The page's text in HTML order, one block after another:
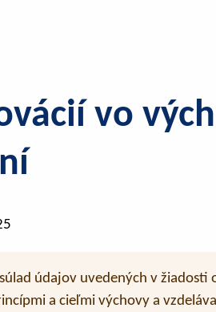
vo
údajov uvedených v žiadosti
a cieľmi výchovy a